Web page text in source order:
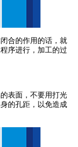
合的作用的话，就
序进行，加工的过
表面，不要用打光
的孔距，以免造成